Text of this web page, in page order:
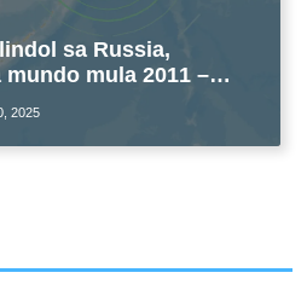
sa Russia,
mula 2011 –
2025